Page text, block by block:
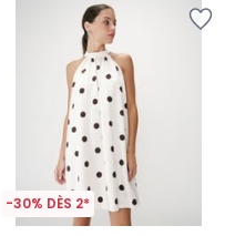
-30% DÈS 2*